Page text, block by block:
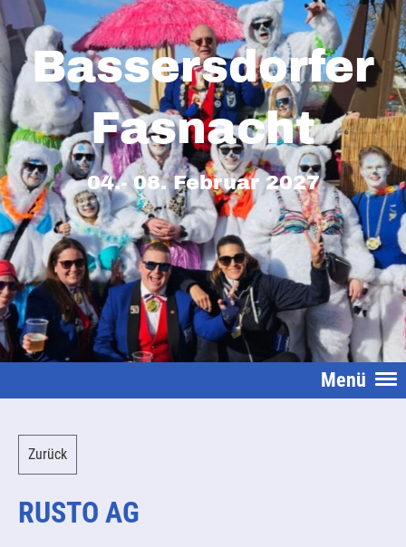
Bassersdorfer
Fasnacht
04.- 08. Februar 2027
Menü
Zurück
RUSTO AG